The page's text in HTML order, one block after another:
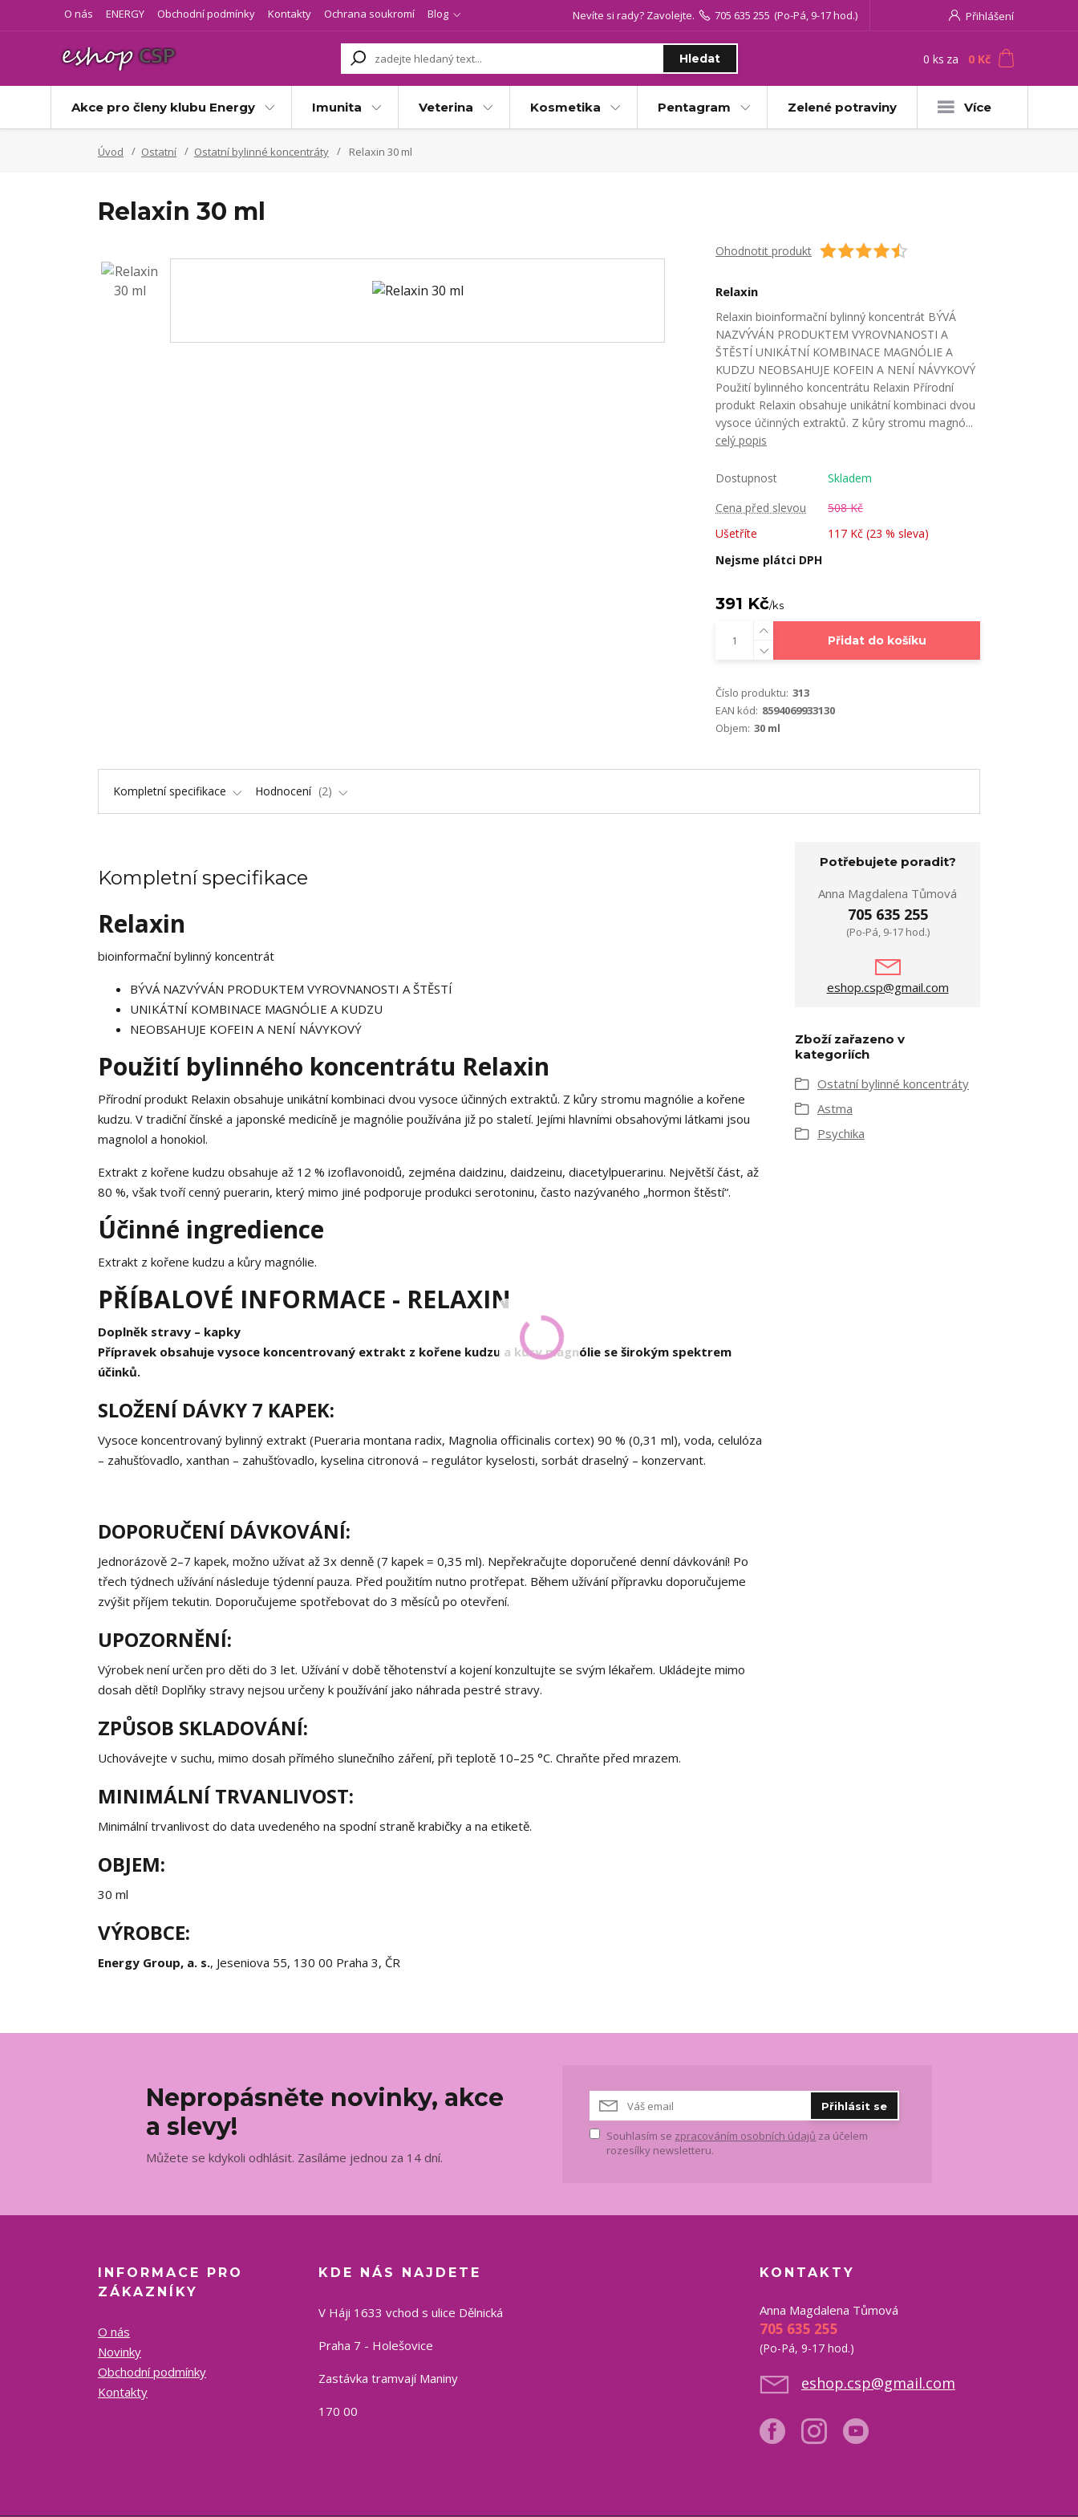
O nás ENERGY Obchodní podmínky Kontakty Ochrana soukromí Blog Přihlášení
Hledat
Nevíte si rady? Zavolejte. 705 635 255 (Po-Pá, 9-17 hod.)
0 ks za 0 Kč
Akce pro členy klubu Energy Imunita Veterina Kosmetika Pentagram Zelené potraviny Více
Úvod Ostatní Ostatní bylinné koncentráty Relaxin 30 ml
Relaxin 30 ml
Ohodnotit produkt
Relaxin
Relaxin bioinformační bylinný koncentrát BÝVÁ
NAZVÝVÁN PRODUKTEM VYROVNANOSTI A
ŠTĚSTÍ UNIKÁTNÍ KOMBINACE MAGNÓLIE A
KUDZU NEOBSAHUJE KOFEIN A NENÍ NÁVYKOVÝ
Použití bylinného koncentrátu Relaxin Přírodní
produkt Relaxin obsahuje unikátní kombinaci dvou
vysoce účinných extraktů. Z kůry stromu magnó...
celý popis
Dostupnost
Skladem
Cena před slevou
508 Kč
Ušetříte
117 Kč (23 % sleva)
Nejsme plátci DPH
391 Kč/ks
Přidat do košíku
Číslo produktu: 313
EAN kód: 8594069933130
Objem: 30 ml
Kompletní specifikace Hodnocení 2
Kompletní specifikace
Relaxin
bioinformační bylinný koncentrát
BÝVÁ NAZVÝVÁN PRODUKTEM VYROVNANOSTI A ŠTĚSTÍ
UNIKÁTNÍ KOMBINACE MAGNÓLIE A KUDZU
NEOBSAHUJE KOFEIN A NENÍ NÁVYKOVÝ
Použití bylinného koncentrátu Relaxin
Přírodní produkt Relaxin obsahuje unikátní kombinaci dvou vysoce účinných extraktů. Z kůry stromu magnólie a kořene
kudzu. V tradiční čínské a japonské medicíně je magnólie používána již po staletí. Jejími hlavními obsahovými látkami jsou
magnolol a honokiol.
Extrakt z kořene kudzu obsahuje až 12 % izoflavonoidů, zejména daidzinu, daidzeinu, diacetylpuerarinu. Největší část, až
80 %, však tvoří cenný puerarin, který mimo jiné podporuje produkci serotoninu, často nazývaného „hormon štěstí“.
Účinné ingredience
Extrakt z kořene kudzu a kůry magnólie.
PŘÍBALOVÉ INFORMACE - RELAXIN
Doplněk stravy – kapky
Přípravek obsahuje vysoce koncentrovaný extrakt z kořene kudzu a kůry magnólie se širokým spektrem
účinků.
SLOŽENÍ DÁVKY 7 KAPEK:
Vysoce koncentrovaný bylinný extrakt (Pueraria montana radix, Magnolia officinalis cortex) 90 % (0,31 ml), voda, celulóza
– zahušťovadlo, xanthan – zahušťovadlo, kyselina citronová – regulátor kyselosti, sorbát draselný – konzervant.
DOPORUČENÍ DÁVKOVÁNÍ:
Jednorázově 2–7 kapek, možno užívat až 3x denně (7 kapek = 0,35 ml). Nepřekračujte doporučené denní dávkování! Po
třech týdnech užívání následuje týdenní pauza. Před použitím nutno protřepat. Během užívání přípravku doporučujeme
zvýšit příjem tekutin. Doporučujeme spotřebovat do 3 měsíců po otevření.
UPOZORNĚNÍ:
Výrobek není určen pro děti do 3 let. Užívání v době těhotenství a kojení konzultujte se svým lékařem. Ukládejte mimo
dosah dětí! Doplňky stravy nejsou určeny k používání jako náhrada pestré stravy.
ZPŮSOB SKLADOVÁNÍ:
Uchovávejte v suchu, mimo dosah přímého slunečního záření, při teplotě 10–25 °C. Chraňte před mrazem.
MINIMÁLNÍ TRVANLIVOST:
Minimální trvanlivost do data uvedeného na spodní straně krabičky a na etiketě.
OBJEM:
30 ml
VÝROBCE:
Energy Group, a. s., Jeseniova 55, 130 00 Praha 3, ČR
Potřebujete poradit?
Anna Magdalena Tůmová
705 635 255
(Po-Pá, 9-17 hod.)
eshop.csp@gmail.com
Zboží zařazeno v
kategoriích
Ostatní bylinné koncentráty
Astma
Psychika
Nepropásněte novinky, akce
a slevy!
Můžete se kdykoli odhlásit. Zasíláme jednou za 14 dní.
Přihlásit se
Souhlasím se zpracováním osobních údajů za účelem
rozesílky newsletteru.
INFORMACE PRO
ZÁKAZNÍKY
O nás
Novinky
Obchodní podmínky
Kontakty
KDE NÁS NAJDETE
V Háji 1633 vchod s ulice Dělnická
Praha 7 - Holešovice
Zastávka tramvají Maniny
170 00
KONTAKTY
Anna Magdalena Tůmová
705 635 255
(Po-Pá, 9-17 hod.)
eshop.csp@gmail.com